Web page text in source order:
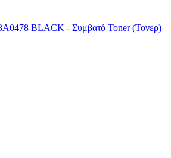
BLACK - Συμβατό Toner (Τονερ)